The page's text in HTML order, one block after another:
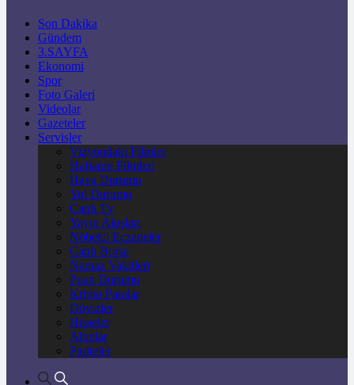
Son Dakika
Gündem
3.SAYFA
Ekonomi
Spor
Foto Galeri
Videolar
Gazeteler
Servisler
Vizyondaki Filmler
Haftanin Filmleri
Hava Durumu
Yol Durumu
Canlı Tv
Yayın Akışları
Nöbetçi Eczaneler
Canlı Borsa
Namaz Vakitleri
Puan Durumu
Kripto Paralar
Dövizler
Hisseler
Altınlar
Pariteler